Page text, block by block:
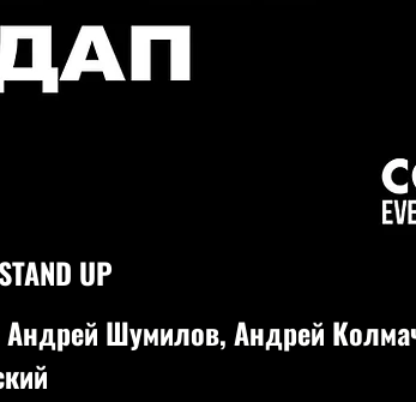
UP
Андрей Шумилов, Андрей